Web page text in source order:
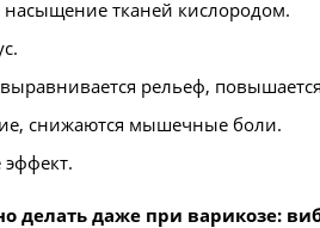
насыщение тканей кислородом.
рельеф,
снижаются мышечные боли.
делать даже при варикозе: